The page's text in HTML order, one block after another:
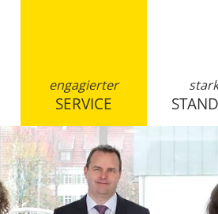
engagierter
SERVICE